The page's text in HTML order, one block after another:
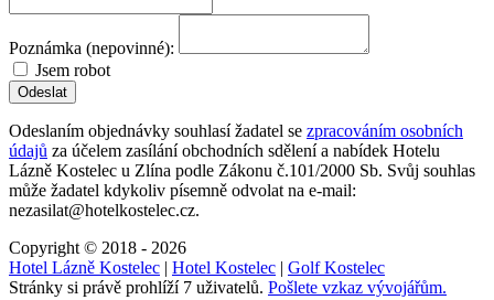
Poznámka (nepovinné):
Jsem robot
Odeslat
Odeslaním objednávky souhlasí žadatel se zpracováním osobních
údajů za účelem zasílání obchodních sdělení a nabídek Hotelu
Lázně Kostelec u Zlína podle Zákonu č.101/2000 Sb. Svůj souhlas
může žadatel kdykoliv písemně odvolat na e-mail:
nezasilat@hotelkostelec.cz.
Copyright © 2018 - 2026
Hotel Lázně Kostelec | Hotel Kostelec | Golf Kostelec
Stránky si právě prohlíží 7 uživatelů. Pošlete vzkaz vývojářům.